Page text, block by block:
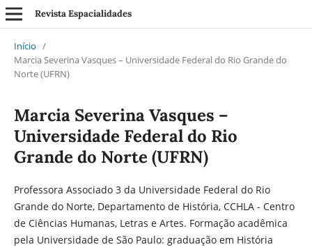
Revista Espacialidades
Início /
Marcia Severina Vasques – Universidade Federal do Rio Grande do
Norte (UFRN)
Marcia Severina Vasques –
Universidade Federal do Rio
Grande do Norte (UFRN)
Professora Associado 3 da Universidade Federal do Rio
Grande do Norte, Departamento de História, CCHLA - Centro
de Ciências Humanas, Letras e Artes. Formação acadêmica
pela Universidade de São Paulo: graduação em História